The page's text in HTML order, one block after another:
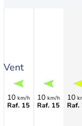
Vent
10 km/h
Raf. 15
10 km/h
Raf. 15
10
Raf.